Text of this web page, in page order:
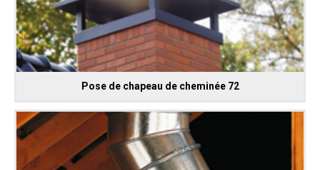
Pose de chapeau de cheminée 72